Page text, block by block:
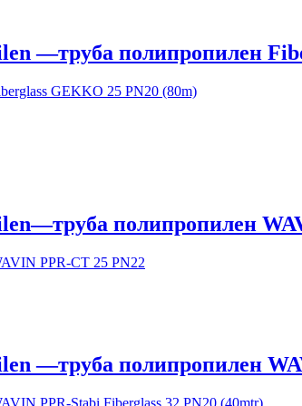
—труба полипропилен
GEKKO 25 PN20 (80m)
полипропилен
PPR-CT 25 PN22
—труба полипропилен
PPR-Stabi Fiberglass 32 PN20 (40mtr)